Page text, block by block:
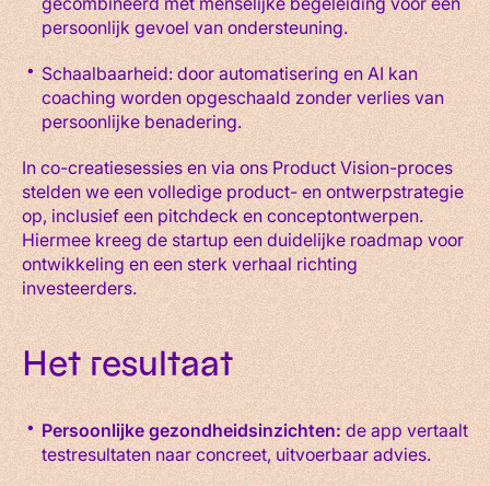
persoonlijk gevoel van ondersteuning.
Schaalbaarheid: door automatisering en AI kan
coaching worden opgeschaald zonder verlies van
persoonlijke benadering.
In co-creatiesessies en via ons Product Vision-proces
stelden we een volledige product- en ontwerpstrategie
op, inclusief een pitchdeck en conceptontwerpen.
Hiermee kreeg de startup een duidelijke roadmap voor
ontwikkeling en een sterk verhaal richting
investeerders.
Het resultaat
Persoonlijke gezondheidsinzichten:de app vertaalt
testresultaten naar concreet, uitvoerbaar advies.